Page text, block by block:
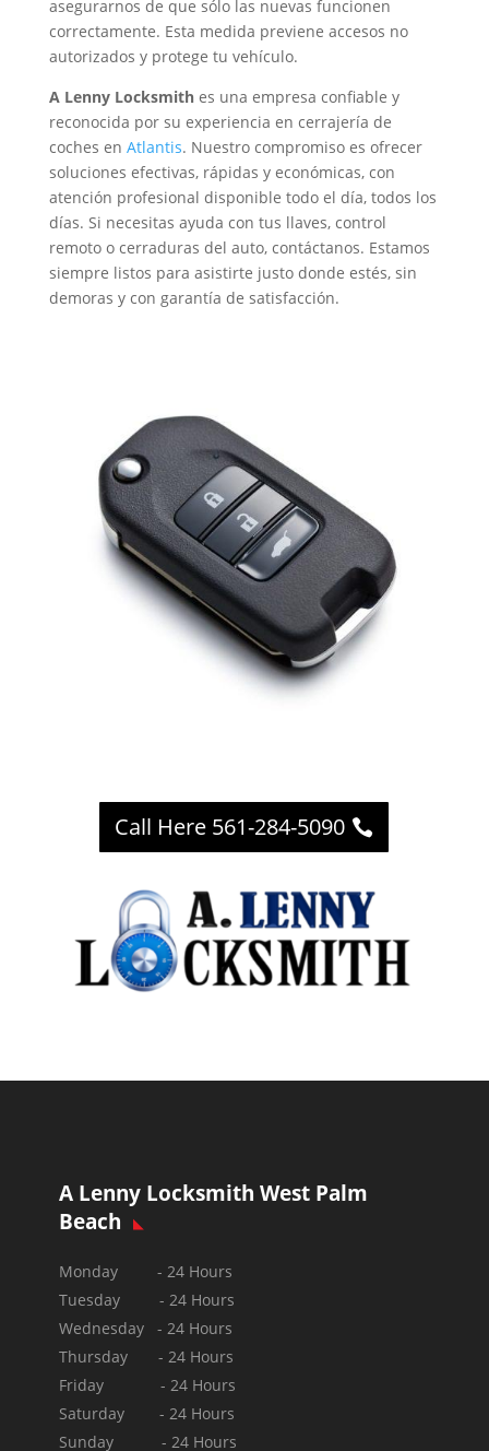
asegurarnos de que sólo las nuevas funcionen
correctamente. Esta medida previene accesos no
autorizados y protege tu vehículo.
A Lenny Locksmithes una empresa confiable y
reconocida por su experiencia en cerrajería de
coches en Atlantis. Nuestro compromiso es ofrecer
soluciones efectivas, rápidas y económicas, con
atención profesional disponible todo el día, todos los
días. Si necesitas ayuda con tus llaves, control
remoto o cerraduras del auto, contáctanos. Estamos
siempre listos para asistirte justo donde estés, sin
demoras y con garantía de satisfacción.
Call Here 561-284-5090
A Lenny Locksmith West Palm
Beach
Monday - 24 Hours
Tuesday - 24 Hours
Wednesday - 24 Hours
Thursday - 24 Hours
Friday - 24 Hours
Saturday - 24 Hours
Sunday -24 Hours